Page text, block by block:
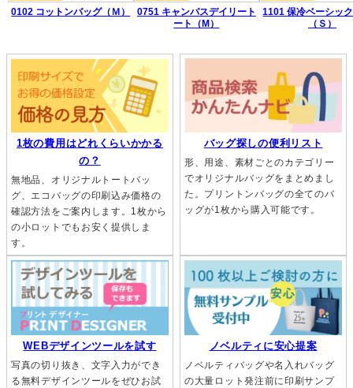
0102 コットンバッグ（Ｍ）
0751 キャンバスデイリート
ート（M）
1101 保冷ベーシッ
（Ｓ）
1枚の費用はどれくらいかかる
の？
無地品、オリジナルトートバッ
グ、エコバッグの印刷込み価格の
確認方法をご案内します。1枚から
の小ロットでもお安く提供しま
す。
バッグ探しの便利リスト
形、用途、素材ごとのカテゴリー
でオリジナルバッグをまとめまし
た。プリントンバッグの全てのバ
ッグが1枚から購入可能です。
WEBデザインツールを試す
写真の切り抜き、文字入力ができ
る無料デザインツールをぜひお試
ノベルティに安心提案
ノベルティバッグや名入れバッグ
の大量ロット発注前に印刷サンプ